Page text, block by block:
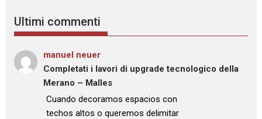
Ultimi commenti
manuel neuer
Completati i lavori di upgrade tecnologico della
Merano – Malles
: “
Cuando decoramos espacios con
techos altos o queremos delimitar